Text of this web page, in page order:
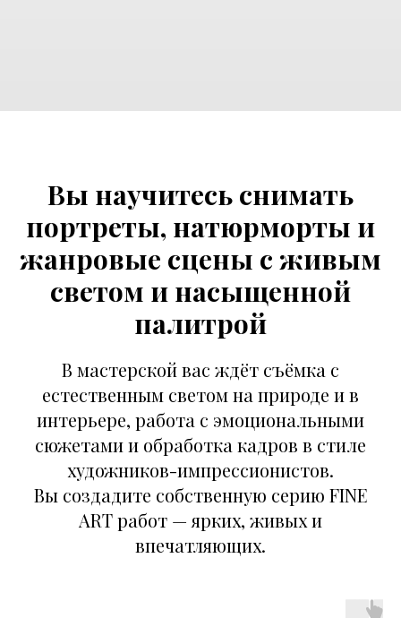
Вы научитесь снимать
портреты, натюрморты и
жанровые сцены с живым
светом и насыщенной
палитрой
В мастерской вас ждёт съёмка с
естественным светом на природе и в
интерьере, работа с эмоциональными
сюжетами и обработка кадров в стиле
художников-импрессионистов.
Вы создадите собственную серию FINE
ART работ — ярких, живых и
впечатляющих.